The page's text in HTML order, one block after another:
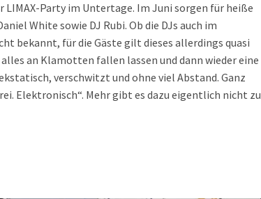
LIMAX-Party im Untertage. Im Juni sorgen für heiße
White sowie DJ Rubi. Ob die DJs auch im
bekannt, für die Gäste gilt dieses allerdings quasi
an Klamotten fallen lassen und dann wieder eine
verschwitzt und ohne viel Abstand. Ganz
Elektronisch“. Mehr gibt es dazu eigentlich nicht zu